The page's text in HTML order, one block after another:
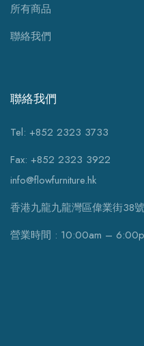
所有商品
聯絡我們
聯絡我們
Tel: +852 2323 3733
Fax: +852 2323 3922
info@flowfurniture.hk
香港九龍九龍灣區偉業街38
營業時間 : 10:00am –